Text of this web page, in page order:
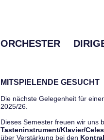
ORCHESTER
MITSPIELENDE GESUCHT
Die nächste Gelegenheit für
2025/26.
Dieses Semester freuen wir uns
Tasteninstrument/Klavier/
über Verstärkung bei den